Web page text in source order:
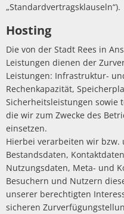
„Standardvertragsklauseln“).
Hosting
Die von der Stadt Rees in
Leistungen dienen der
Leistungen: Infrastruktur-
Rechenkapazität,
Sicherheitsleistungen sowie
die wir zum Zwecke des
einsetzen.
Hierbei verarbeiten wir bzw.
Bestandsdaten,
Nutzungsdaten, Meta- und
Besuchern und Nutzern
unserer berechtigten
sicheren